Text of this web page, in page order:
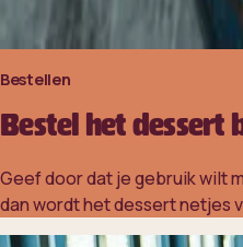
Bestellen
Bestel het dessert
Geef door dat je gebruik wilt
dan wordt het dessert netjes